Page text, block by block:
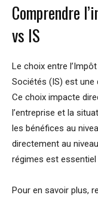
Comprendre
vs IS
Le choix entre
Sociétés (IS) est une
Ce choix impacte
l’entreprise et la
les bénéfices au
directement au
régimes est
Pour en savoir plus,